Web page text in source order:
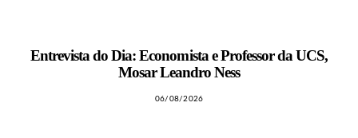
Entrevista do Dia: Economista e Professor da UCS,
Mosar Leandro Ness
06/08/2026